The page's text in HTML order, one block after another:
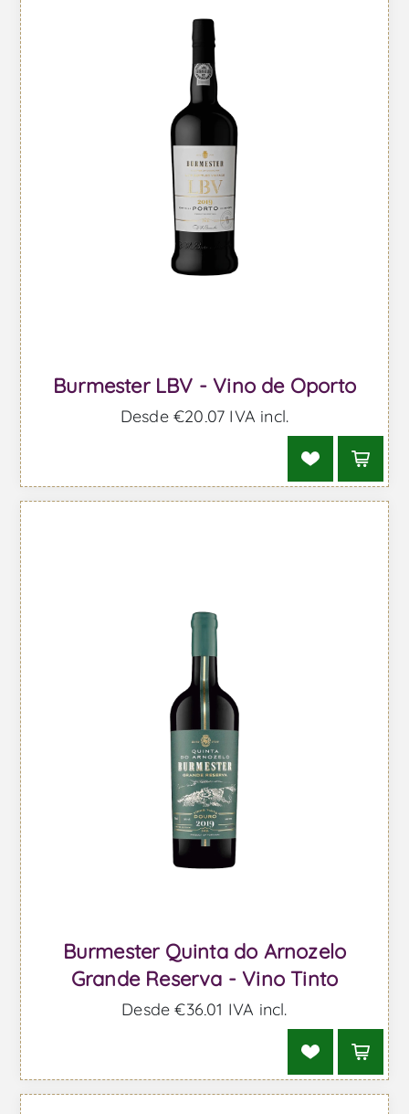
Burmester LBV - Vino de Oporto
Desde €20,07 IVA incl.
Burmester Quinta do Arnozelo
Grande Reserva - Vino Tinto
Desde €36,01 IVA incl.